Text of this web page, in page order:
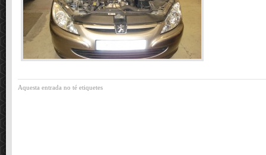
Aquesta entrada no té etiquetes